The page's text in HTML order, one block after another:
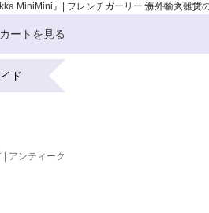
MiniMini』| フレンチガーリー 海外輸入雑貨
サイトマップ
カートを見る
ド
アンティーク